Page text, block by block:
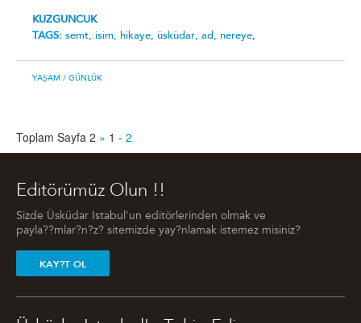
KUZGUNCUK
TAGS: semt, isim, hikaye, üsküdar, ad, nereye,
YAŞAM / GÜNLÜK
Toplam Sayfa 2 » 1 - 2
Editörümüz Olun !!
Sizde Üsküdar Istabul'un editörlerinden olmak ve
payla??mlar?n?z? sitemizde yay?nlamak istemez misiniz?
KAY?T OL